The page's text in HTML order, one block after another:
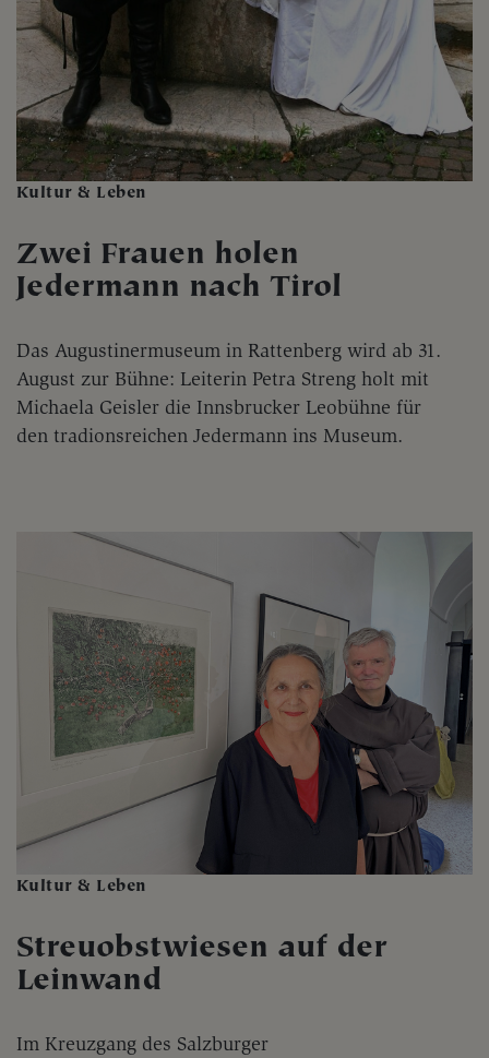
Kultur & Leben
Zwei Frauen holen
Jedermann nach Tirol
Das Augustinermuseum in Rattenberg wird ab 31.
August zur Bühne: Leiterin Petra Streng holt mit
Michaela Geisler die Innsbrucker Leobühne für
den tradionsreichen Jedermann ins Museum.
Kultur & Leben
Streuobstwiesen auf der
Leinwand
Im Kreuzgang des Salzburger